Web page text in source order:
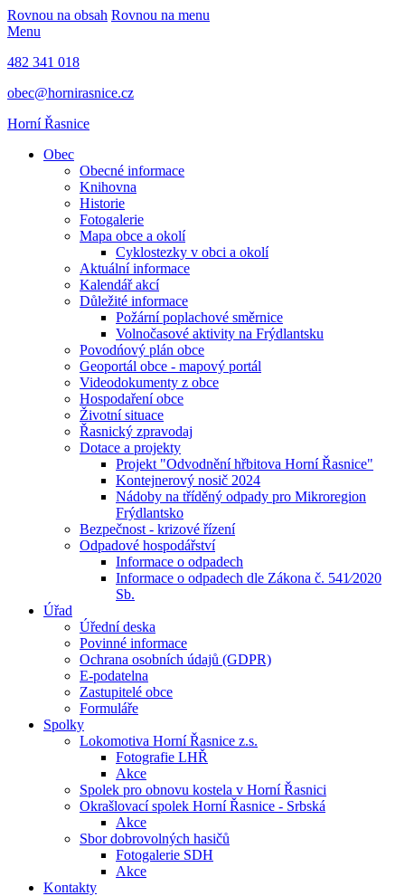
Rovnou na obsah Rovnou na menu
Menu
482 341 018
obec@hornirasnice.cz
Horní Řasnice
Obec
Obecné informace
Knihovna
Historie
Fotogalerie
Mapa obce a okolí
Cyklostezky v obci a okolí
Aktuální informace
Kalendář akcí
Důležité informace
Požární poplachové směrnice
Volnočasové aktivity na Frýdlantsku
Povodńový plán obce
Geoportál obce - mapový portál
Videodokumenty z obce
Hospodaření obce
Životní situace
Řasnický zpravodaj
Dotace a projekty
Projekt "Odvodnění hřbitova Horní Řasnice"
Kontejnerový nosič 2024
Nádoby na tříděný odpady pro Mikroregion
Frýdlantsko
Bezpečnost - krizové řízení
Odpadové hospodářství
Informace o odpadech
Informace o odpadech dle Zákona č. 541⁄2020
Sb.
Úřad
Úřední deska
Povinné informace
Ochrana osobních údajů (GDPR)
E-podatelna
Zastupitelé obce
Formuláře
Spolky
Lokomotiva Horní Řasnice z.s.
Fotografie LHŘ
Akce
Spolek pro obnovu kostela v Horní Řasnici
Okrašlovací spolek Horní Řasnice - Srbská
Akce
Sbor dobrovolných hasičů
Fotogalerie SDH
Akce
Kontakty